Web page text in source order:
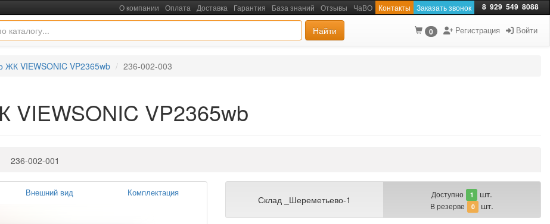
О компании Оплата Доставка Гарантия База знаний Отзывы ЧаВО Контакты Заказать звонок 8 929 549 8088
Найти 0 Регистрация Войти
ЖК VIEWSONIC VP2365wb 236-002-003
VP2365wb
236-002-001
Внешний вид Комплектация
Склад _Шереметьево-1 Доступно 1 шт.
В резерве 0 шт.